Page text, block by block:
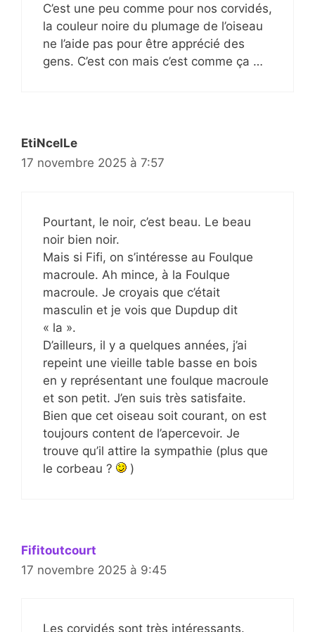
C’est une peu comme pour nos corvidés,
la couleur noire du plumage de l’oiseau
ne l’aide pas pour être apprécié des
gens. C’est con mais c’est comme ça …
EtiNcelLe
17 novembre 2025 à 7:57
Pourtant, le noir, c’est beau. Le beau
noir bien noir.
Mais si Fifi, on s’intéresse au Foulque
macroule. Ah mince, à la Foulque
macroule. Je croyais que c’était
masculin et je vois que Dupdup dit
« la ».
D’ailleurs, il y a quelques années, j’ai
repeint une vieille table basse en bois
en y représentant une foulque macroule
et son petit. J’en suis très satisfaite.
Bien que cet oiseau soit courant, on est
toujours content de l’apercevoir. Je
trouve qu’il attire la sympathie (plus que
le corbeau ?
)
Fifitoutcourt
17 novembre 2025 à 9:45
Les corvidés sont très intéressants.